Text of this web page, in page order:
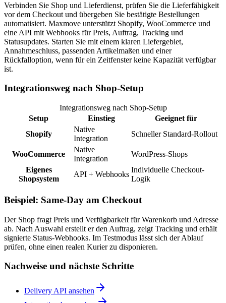
Verbinden Sie Shop und Lieferdienst, prüfen Sie die Lieferfähigkeit
vor dem Checkout und übergeben Sie bestätigte Bestellungen
automatisiert. Maxmove unterstützt Shopify, WooCommerce und
eine API mit Webhooks für Preis, Auftrag, Tracking und
Statusupdates. Starten Sie mit einem klaren Liefergebiet,
Annahmeschluss, passenden Artikelmaßen und einer
Rückfalloption, wenn für ein Zeitfenster keine Kapazität verfügbar
ist.
Integrationsweg nach Shop-Setup
Integrationsweg nach Shop-Setup
Setup
Einstieg
Geeignet für
Shopify
Native
Integration
Schneller Standard-Rollout
WooCommerce
Native
Integration
WordPress-Shops
Eigenes
Shopsystem
API + Webhooks
Individuelle Checkout-
Logik
Beispiel: Same-Day am Checkout
Der Shop fragt Preis und Verfügbarkeit für Warenkorb und Adresse
ab. Nach Auswahl erstellt er den Auftrag, zeigt Tracking und erhält
signierte Status-Webhooks. Im Testmodus lässt sich der Ablauf
prüfen, ohne einen realen Kurier zu disponieren.
Nachweise und nächste Schritte
Delivery API ansehen